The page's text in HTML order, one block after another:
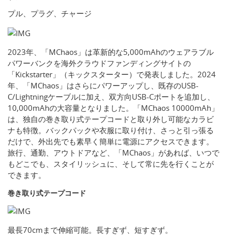
プル、プラグ、チャージ
2023年、「MChaos」は革新的な5,000mAhのウェアラブル
パワーバンクを海外クラウドファンディングサイトの
「Kickstarter」（キックスターター）で発表しました。2024
年、「MChaos」はさらにパワーアップし、既存のUSB-
C/Lightningケーブルに加え、双方向USB-Cポートを追加し、
10,000mAhの大容量となりました。「MChaos 10000mAh」
は、独自の巻き取り式テープコードと取り外し可能なカラビ
ナも特徴。バックパックや衣服に取り付け、さっと引っ張る
だけで、外出先でも素早く簡単に電源にアクセスできます。
旅行、通勤、アウトドアなど、「MChaos」があれば、いつで
もどこでも、スタイリッシュに、そして常に先を行くことが
できます。
巻き取り式テープコード
最長70cmまで伸縮可能。長すぎず、短すぎず。